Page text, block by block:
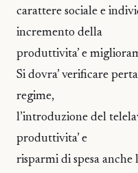
carattere sociale e
incremento della
produttivita’ e
Si dovra’ verificare
regime,
l’introduzione del
produttivita’ e
risparmi di spesa